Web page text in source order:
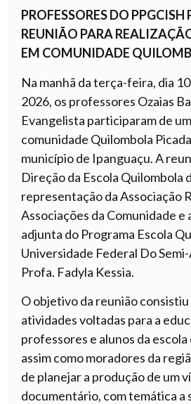
PROFESSORES DO
REUNIÃO PARA
EM COMUNIDADE
Na manhã da terça-feira, dia
2026, os professores Ozaias
Evangelista participaram de
comunidade Quilombola
município de Ipanguaçu. A
Direção da Escola Quilombola
representação da Associação
Associações da Comunidade e
adjunta do Programa Escola
Universidade Federal Do
Profa. Fadyla Kessia.
O objetivo da reunião
atividades voltadas para a
professores e alunos da
assim como moradores da
de planejar a produção de um
documentário, com temática a